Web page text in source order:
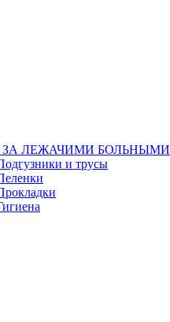
ЗА ЛЕЖАЧИМИ БОЛЬНЫМИ
и трусы